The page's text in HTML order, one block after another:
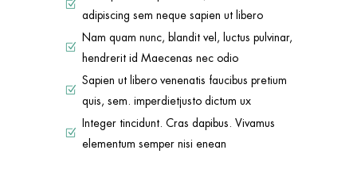
adipiscing sem neque sapien ut libero
Nam quam nunc, blandit vel, luctus pulvinar,
hendrerit id Maecenas nec odio
Sapien ut libero venenatis faucibus pretium
quis, sem. imperdietjusto dictum ux
Integer tincidunt. Cras dapibus. Vivamus
elementum semper nisi enean